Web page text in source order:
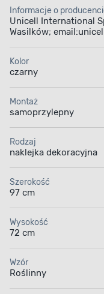
Informacje o
Unicell International
Wasilków;
Kolor
czarny
Montaż
samoprzylepny
Rodzaj
naklejka dekoracyjna
Szerokość
97 cm
Wysokość
72 cm
Wzór
Roślinny